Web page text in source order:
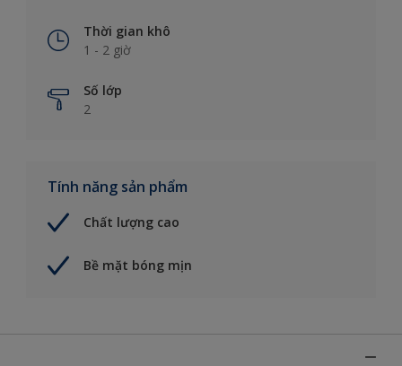
Thời gian khô
1 - 2 giờ
Số lớp
2
Tính năng sản phẩm
Chất lượng cao
Bề mặt bóng mịn